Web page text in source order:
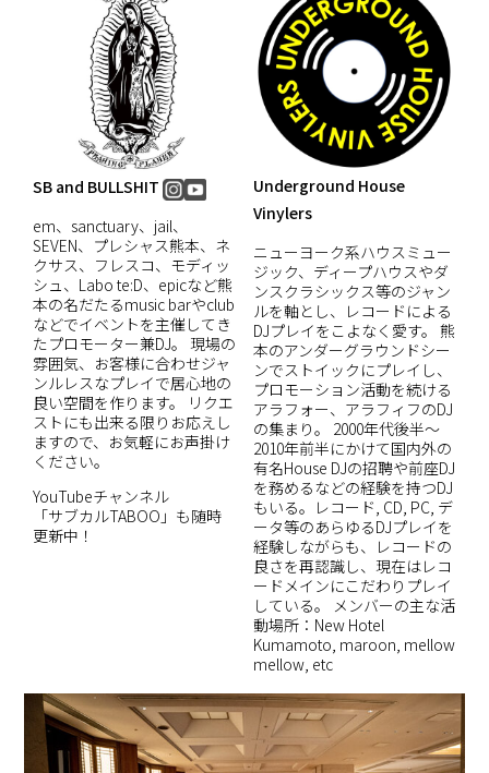
SB and BULLSHIT
em、sanctuary、jail、
SEVEN、プレシャス熊本、ネ
クサス、フレスコ、モディッ
シュ、Labo te:D、epicなど熊
本の名だたるmusic barやclub
などでイベントを主催してき
たプロモーター兼DJ。 現場の
雰囲気、お客様に合わせジャ
ンルレスなプレイで居心地の
良い空間を作ります。 リクエ
ストにも出来る限りお応えし
ますので、お気軽にお声掛け
ください。
YouTubeチャンネル
「サブカルTABOO」も随時
更新中！
Underground House
Vinylers
ニューヨーク系ハウスミュー
ジック、ディープハウスやダ
ンスクラシックス等のジャン
ルを軸とし、レコードによる
DJプレイをこよなく愛す。 熊
本のアンダーグラウンドシー
ンでストイックにプレイし、
プロモーション活動を続ける
アラフォー、アラフィフのDJ
の集まり。 2000年代後半～
2010年前半にかけて国内外の
有名House DJの招聘や前座DJ
を務めるなどの経験を持つDJ
もいる。レコード, CD, PC, デ
ータ等のあらゆるDJプレイを
経験しながらも、レコードの
良さを再認識し、現在はレコ
ードメインにこだわりプレイ
している。 メンバーの主な活
動場所：New Hotel
Kumamoto, maroon, mellow
mellow, etc